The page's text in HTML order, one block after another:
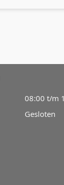
08:00 t/m
Gesloten